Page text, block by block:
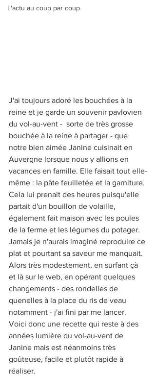
L'actu au coup par coup
J'ai toujours adoré les bouchées à la
reine et je garde un souvenir pavlovien
du vol-au-vent -  sorte de très grosse
bouchée à la reine à partager - que
notre bien aimée Janine cuisinait en
Auvergne lorsque nous y allions en
vacances en famille. Elle faisait tout elle-
même : la pâte feuilletée et la garniture.
Cela lui prenait des heures puisqu'elle
partait d'un bouillon de volaille,
également fait maison avec les poules
de la ferme et les légumes du potager.
Jamais je n'aurais imaginé reproduire ce
plat et pourtant sa saveur me manquait.
Alors très modestement, en surfant çà
et là sur le web, en opérant quelques
changements - des rondelles de
quenelles à la place du ris de veau
notamment - j'ai fini par me lancer.
Voici donc une recette qui reste à des
années lumière du vol-au-vent de
Janine mais est néanmoins très
goûteuse, facile et plutôt rapide à
réaliser.